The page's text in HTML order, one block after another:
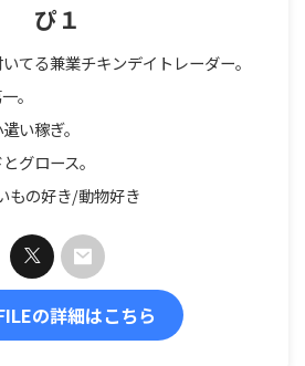
ぴ１
てる兼業チキンデイトレーダー。
。
い稼ぎ。
グロース。
もの好き/動物好き
の詳細はこちら